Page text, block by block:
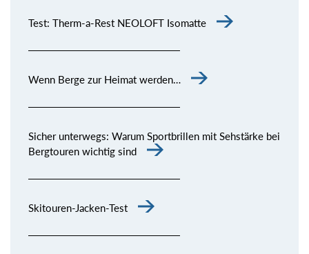
Test: Therm-a-Rest NEOLOFT Isomatte
Wenn Berge zur Heimat werden…
Sicher unterwegs: Warum Sportbrillen mit Sehstärke bei
Bergtouren wichtig sind
Skitouren-Jacken-Test